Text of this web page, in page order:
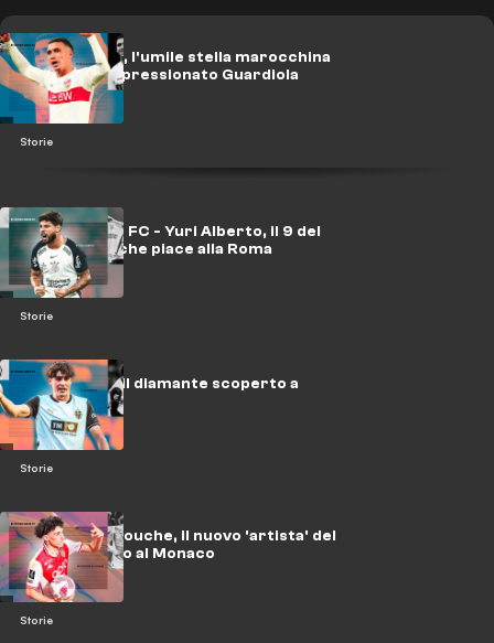
Storie
El Khannouss, l'umile stella marocchina
che ha già impressionato Guardiola
Storie
Hidden Gems FC - Yuri Alberto, il 9 del
Corinthians che piace alla Roma
Storie
Javi Guerra, il diamante scoperto a
Valencia
Storie
Maghnes Akliouche, il nuovo 'artista' del
calcio esploso al Monaco